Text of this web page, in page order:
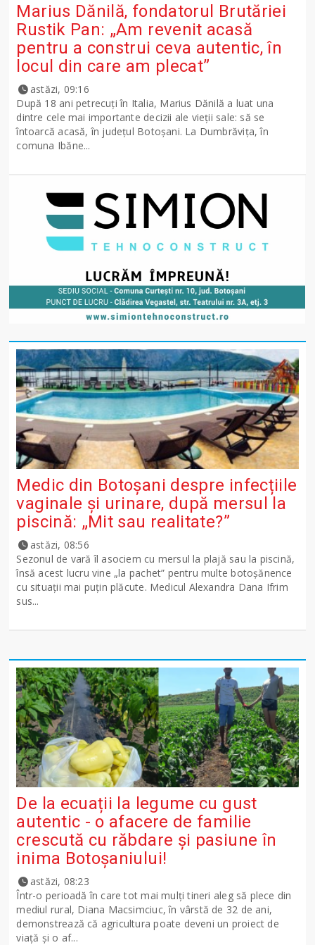
Marius Dănilă, fondatorul Brutăriei
Rustik Pan: „Am revenit acasă
pentru a construi ceva autentic, în
locul din care am plecat”
astăzi, 09:16
După 18 ani petrecuți în Italia, Marius Dănilă a luat una
dintre cele mai importante decizii ale vieții sale: să se
întoarcă acasă, în județul Botoșani. La Dumbrăvița, în
comuna Ibăne...
Medic din Botoșani despre infecțiile
vaginale și urinare, după mersul la
piscină: „Mit sau realitate?”
astăzi, 08:56
Sezonul de vară îl asociem cu mersul la plajă sau la piscină,
însă acest lucru vine „la pachet” pentru multe botoșănence
cu situații mai puțin plăcute. Medicul Alexandra Dana Ifrim
sus...
De la ecuații la legume cu gust
autentic - o afacere de familie
crescută cu răbdare și pasiune în
inima Botoșaniului!
astăzi, 08:23
Într-o perioadă în care tot mai mulți tineri aleg să plece din
mediul rural, Diana Macsimciuc, în vârstă de 32 de ani,
demonstrează că agricultura poate deveni un proiect de
viață și o af...